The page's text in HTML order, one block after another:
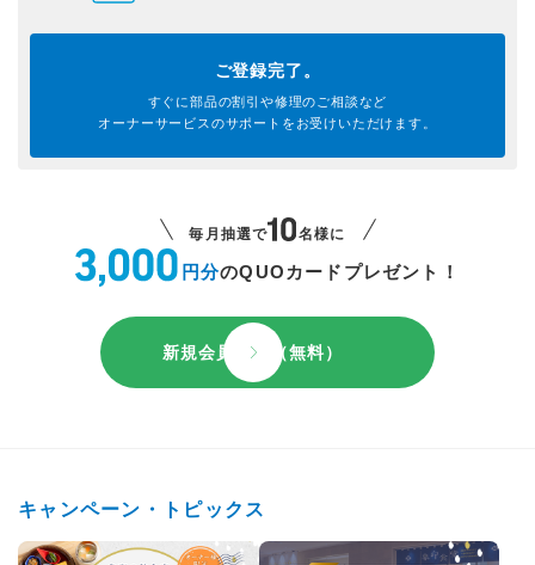
ご登録完了。
すぐに部品の割引や修理のご相談など
オーナーサービスのサポートを お受けいただけます。
毎月抽選で 名様に
円分のQUOカードプレゼント！
新規会員登録（無料）
キャンペーン・トピックス